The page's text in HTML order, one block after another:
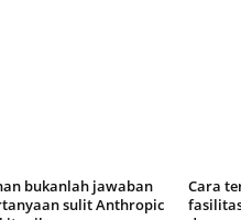
bukanlah jawaban
sulit Anthropic
Cara